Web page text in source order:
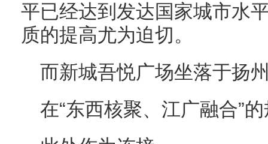
平已经达到发达国家城市水
质的提高尤为迫切。
而新城吾悦广场坐落于扬
在“东西核聚、江广融合”